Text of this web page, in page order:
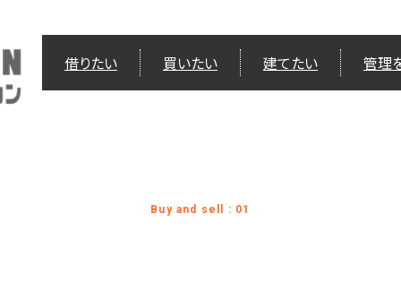
借りたい 買いたい 建てたい 管理
Buy and sell : 01